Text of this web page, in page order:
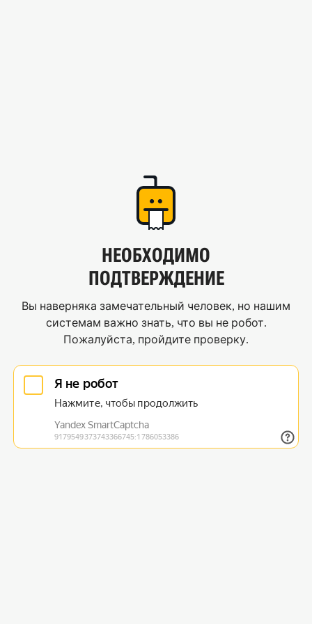
НЕОБХОДИМО
ПОДТВЕРЖДЕНИЕ
Вы наверняка замечательный человек, но нашим
системам важно знать, что вы не робот.
Пожалуйста, пройдите проверку.